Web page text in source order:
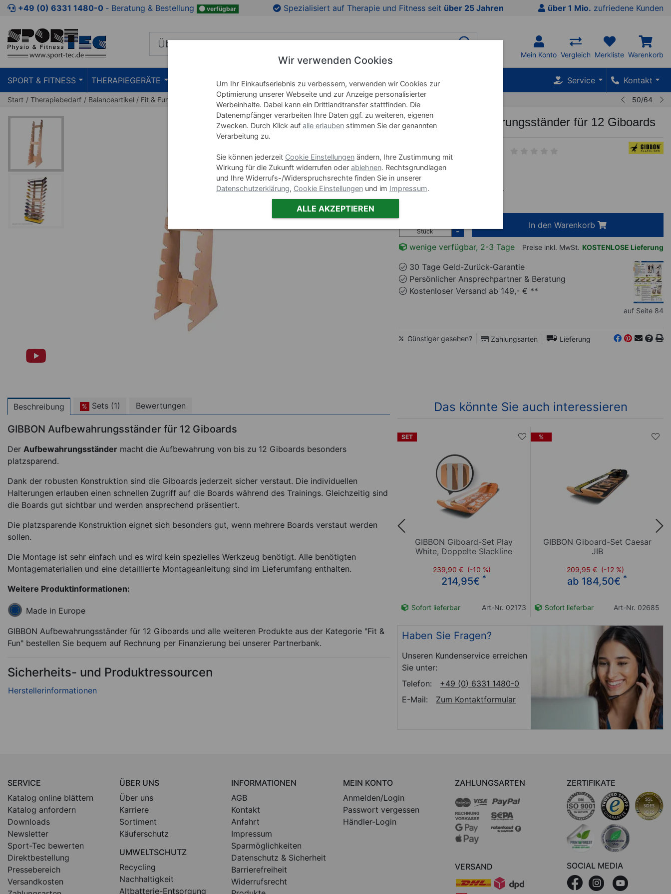
Zum Kaufbereich springen Zur Produktbeschreibung springen Zu den Produktbildern springen
+49 (0) 6331 1480-0 ‐ Beratung & Bestellung verfügbar Spezialisiert auf Therapie und Fitness seit über 25 Jahren über 1 Mio. zufriedene Kunden
Mein Konto Vergleich Merkliste Warenkorb
SPORT & FITNESS THERAPIEGERÄTE PRAXISEINRICHTUNG LEHRMITTEL WELLNESS MARKEN Service Kontakt
Start Therapiebedarf Balanceartikel Fit & Fun 50/64
GIBBON Aufbewahrungsständer für 12 Giboards
449,95 inkl. MwSt.
Stück
-
In den Warenkorb
wenige verfügbar, 2-3 Tage Preise inkl. MwSt. KOSTENLOSE Lieferung
30 Tage Geld-Zurück-Garantie
Persönlicher Ansprechpartner & Beratung
Kostenloser Versand ab 149,- € **
auf Seite 84
Günstiger gesehen? Zahlungsarten Lieferung
Beschreibung % Sets (1) Bewertungen
GIBBON Aufbewahrungsständer für 12 Giboards
Der Aufbewahrungsständer macht die Aufbewahrung von bis zu 12 Giboards besonders
platzsparend.
Dank der robusten Konstruktion sind die Giboards jederzeit sicher verstaut. Die individuellen
Halterungen erlauben einen schnellen Zugriff auf die Boards während des Trainings. Gleichzeitig sind
die Boards gut sichtbar und werden ansprechend präsentiert.
Die platzsparende Konstruktion eignet sich besonders gut, wenn mehrere Boards verstaut werden
sollen.
Die Montage ist sehr einfach und es wird kein spezielles Werkzeug benötigt. Alle benötigten
Montagematerialien und eine detaillierte Montageanleitung sind im Lieferumfang enthalten.
Weitere Produktinformationen:
Made in Europe
GIBBON Aufbewahrungsständer für 12 Giboards und alle weiteren Produkte aus der Kategorie "Fit &
Fun" bestellen Sie bequem auf Rechnung per Finanzierung bei unserer Partnerbank.
Sicherheits- und Produktressourcen
Das könnte Sie auch interessieren
209,95 € (-12 %)
SET
GIBBON Giboard-Set Play
White, Doppelte Slackline
239,90 € (-10 %)
214,95€ *
Sofort lieferbar Art-Nr. 02173
%
GIBBON Giboard-Set Caesar
JIB
209,95 € (-12 %)
ab 184,50€ *
Sofort lieferbar Art-Nr. 02685
Haben Sie Fragen?
Unseren Kundenservice erreichen
Sie unter:
Telefon:
+49 (0) 6331 1480-0
E-Mail:
Zum Kontaktformular
SERVICE
Katalog online blättern
Katalog anfordern
Downloads
Newsletter
Sport-Tec bewerten
Direktbestellung
Pressebereich
Versandkosten
ÜBER UNS
Über uns
Karriere
Sortiment
Käuferschutz
UMWELTSCHUTZ
Recycling
Nachhaltigkeit
Altbatterie-Entsorgung
INFORMATIONEN
AGB
Kontakt
Anfahrt
Impressum
Sparmöglichkeiten
Datenschutz & Sicherheit
Barrierefreiheit
Widerrufsrecht
MEIN KONTO
Anmelden/Login
Passwort vergessen
Händler-Login
ZAHLUNGSARTEN
VERSAND
ZERTIFIKATE
SOCIAL MEDIA
Wir verwenden Cookies
Um Ihr Einkaufserlebnis zu verbessern, verwenden wir Cookies zur
Optimierung unserer Webseite und zur Anzeige personalisierter
Werbeinhalte. Dabei kann ein Drittlandtransfer stattfinden. Die
Datenempfänger verarbeiten Ihre Daten ggf. zu weiteren, eigenen
Zwecken. Durch Klick auf alle erlaubenstimmen Sie der genannten
Verarbeitung zu.
Sie können jederzeit Cookie Einstellungenändern, Ihre Zustimmung mit
Wirkung für die Zukunft widerrufen oder ablehnen. Rechtsgrundlagen
und Ihre Widerrufs-/Widerspruchsrechte finden Sie in unserer
Datenschutzerklärung, Cookie Einstellungenund im Impressum.
ALLE AKZEPTIEREN